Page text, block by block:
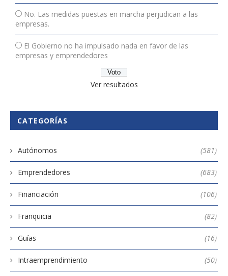
No. Las medidas puestas en marcha perjudican a las
empresas.
El Gobierno no ha impulsado nada en favor de las
empresas y emprendedores
Ver resultados
CATEGORÍAS
Autónomos (581)
Emprendedores (683)
Financiación (106)
Franquicia (82)
Guías (16)
Intraemprendimiento (50)